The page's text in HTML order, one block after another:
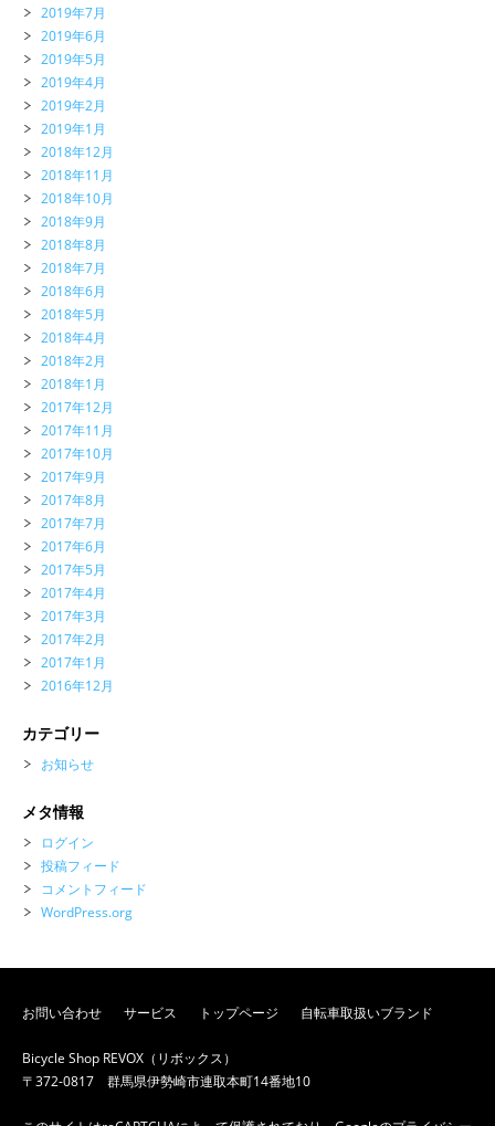
2019年7月
2019年6月
2019年5月
2019年4月
2019年2月
2019年1月
2018年12月
2018年11月
2018年10月
2018年9月
2018年8月
2018年7月
2018年6月
2018年5月
2018年4月
2018年2月
2018年1月
2017年12月
2017年11月
2017年10月
2017年9月
2017年8月
2017年7月
2017年6月
2017年5月
2017年4月
2017年3月
2017年2月
2017年1月
2016年12月
カテゴリー
お知らせ
メタ情報
ログイン
投稿フィード
コメントフィード
WordPress.org
お問い合わせ サービス トップページ 自転車取扱いブランド
Bicycle Shop REVOX（リボックス）
〒372-0817 群馬県伊勢崎市連取本町14番地10